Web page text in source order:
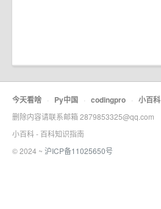
今天看啥 · Py中国 · codingpro · 小百科
删除内容请联系邮箱 2879853325@qq.com
小百科 - 百科知识指南
© 2024 ~ 沪ICP备11025650号